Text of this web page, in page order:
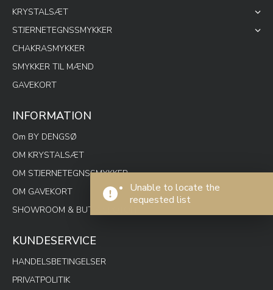
Unable to locate the
requested list
KRYSTALSÆT
STJERNETEGNSSMYKKER
CHAKRASMYKKER
SMYKKER TIL MÆND
GAVEKORT
INFORMATION
Om BY DENGSØ
OM KRYSTALSÆT
OM STJERNETEGNSSMYKKER
OM GAVEKORT
SHOWROOM & BUTIK SPOTON
KUNDESERVICE
HANDELSBETINGELSER
PRIVATPOLITIK